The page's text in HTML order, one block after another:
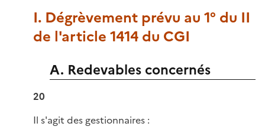
I. Dégrèvement prévu au 1° du II
de l'article 1414 du CGI
A. Redevables concernés
20
Il s'agit des gestionnaires :